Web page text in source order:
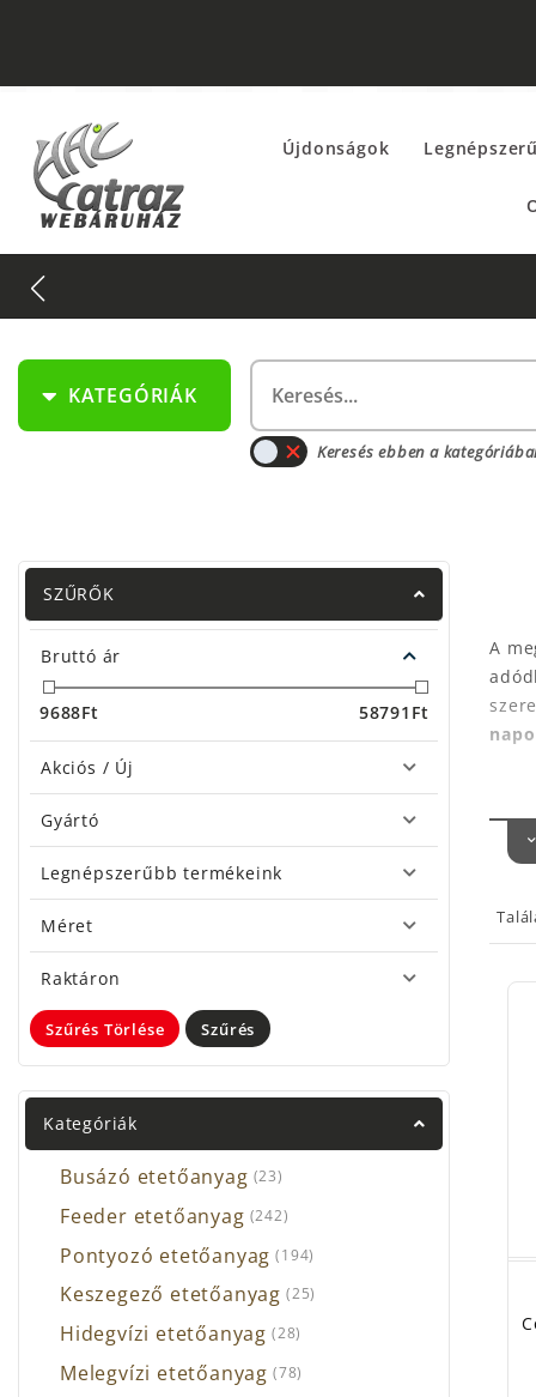
Újdonságok
az
KATEGÓRIÁK
Keresés ebben a
SZŰRŐK
Bruttó ár
9688Ft Ft
58791
Akciós / Új
Gyártó
Legnépszerűbb termékeink
Méret
Raktáron
Szűrés Törlése Szűrés
Kategóriák
Busázó etetőanyag (23)
Feeder etetőanyag (242)
Pontyozó etetőanyag (194)
Keszegező etetőanyag (25)
Hidegvízi etetőanyag (28)
Melegvízi etetőanyag (78)
A
A
a